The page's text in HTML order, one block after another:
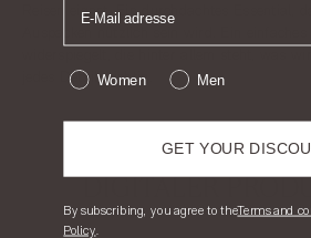
Reisen eignet. Ein durchdachtes Essential,
jedes Detail wichtig.
Women Men
GET YOUR
​By subscribing, you agree to theTerms and
Policy